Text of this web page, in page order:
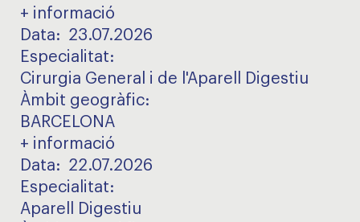
+ informació
Data: 23.07.2026
Especialitat:
Cirurgia General i de l'Aparell Digestiu
Àmbit geogràfic:
BARCELONA
+ informació
Data: 22.07.2026
Especialitat:
Aparell Digestiu